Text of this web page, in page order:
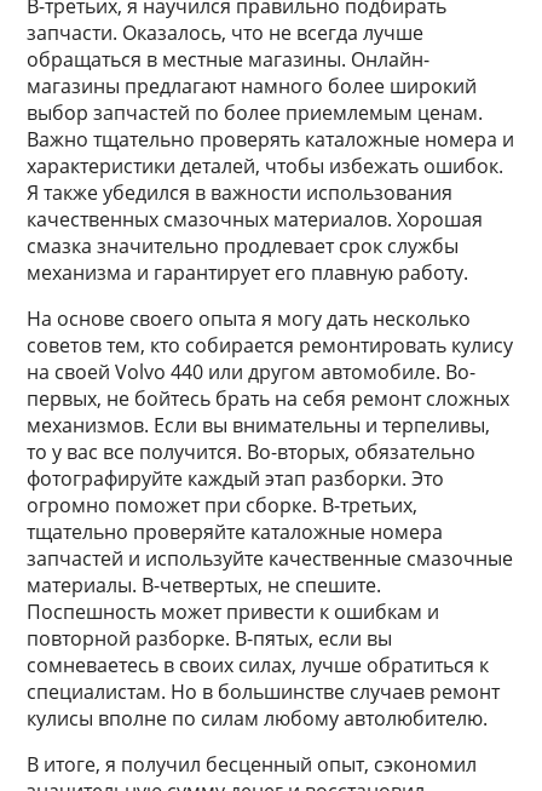
В-третьих, я научился правильно подбирать
запчасти. Оказалось, что не всегда лучше
обращаться в местные магазины. Онлайн-
магазины предлагают намного более широкий
выбор запчастей по более приемлемым ценам.
Важно тщательно проверять каталожные номера и
характеристики деталей, чтобы избежать ошибок.
Я также убедился в важности использования
качественных смазочных материалов. Хорошая
смазка значительно продлевает срок службы
механизма и гарантирует его плавную работу.
На основе своего опыта я могу дать несколько
советов тем, кто собирается ремонтировать кулису
на своей Volvo 440 или другом автомобиле. Во-
первых, не бойтесь брать на себя ремонт сложных
механизмов. Если вы внимательны и терпеливы,
то у вас все получится. Во-вторых, обязательно
фотографируйте каждый этап разборки. Это
огромно поможет при сборке. В-третьих,
тщательно проверяйте каталожные номера
запчастей и используйте качественные смазочные
материалы. В-четвертых, не спешите.
Поспешность может привести к ошибкам и
повторной разборке. В-пятых, если вы
сомневаетесь в своих силах, лучше обратиться к
специалистам. Но в большинстве случаев ремонт
кулисы вполне по силам любому автолюбителю.
В итоге, я получил бесценный опыт, сэкономил